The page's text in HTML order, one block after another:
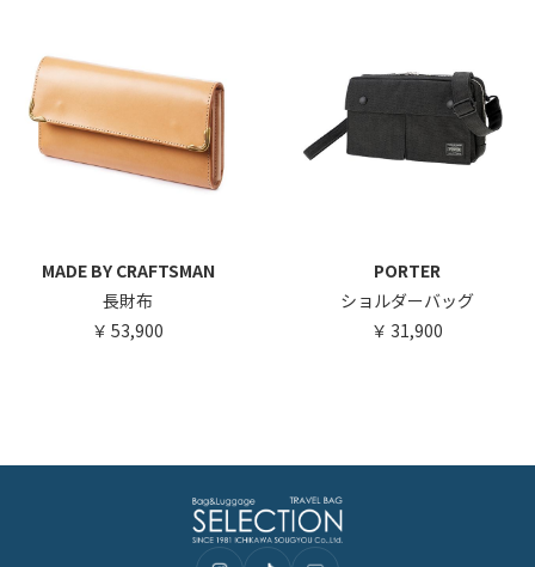
MADE BY CRAFTSMAN
長財布
53,900
PORTER
ショルダーバッグ
31,900